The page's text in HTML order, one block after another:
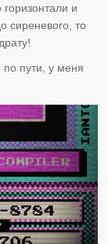
и
сиреневого, то
пути, у меня